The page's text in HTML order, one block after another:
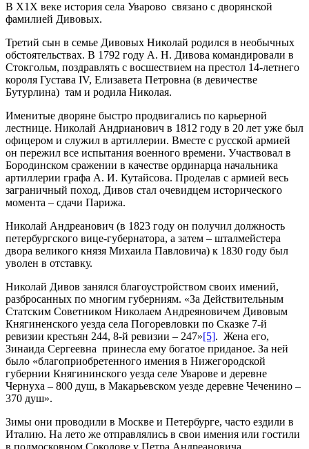
В Х1Х веке история села Уварово связано с дворянской
фамилией Дивовых.
Третий сын в семье Дивовых Николай родился в необычных
обстоятельствах. В 1792 году А. Н. Дивова командировали в
Стокгольм, поздравлять с восшествием на престол 14-летнего
короля Густава IV, Елизавета Петровна (в девичестве
Бутурлина) там и родила Николая.
Именитые дворяне быстро продвигались по карьерной
лестнице. Николай Андрианович в 1812 году в 20 лет уже был
офицером и служил в артиллерии. Вместе с русской армией
он пережил все испытания военного времени. Участвовал в
Бородинском сражении в качестве ординарца начальника
артиллерии графа А. И. Кутайсова. Проделав с армией весь
заграничный поход, Дивов стал очевидцем исторического
момента – сдачи Парижа.
Николай Андреанович (в 1823 году он получил должность
петербургского вице-губернатора, а затем – шталмейстера
двора великого князя Михаила Павловича) к 1830 году был
уволен в отставку.
Николай Дивов занялся благоустройством своих имений,
разбросанных по многим губерниям. «За Действительным
Статским Советником Николаем Андреяновичем Дивовым
Княгиненского уезда села Погоревловки по Сказке 7-й
ревизии крестьян 244, 8-й ревизии – 247»[5]. Жена его,
Зинаида Сергеевна принесла ему богатое приданое. За ней
было «благоприобретенного имения в Нижегородской
губернии Княгининского уезда селе Уварове и деревне
Чернуха – 800 душ, в Макарьевском уезде деревне Чеченино –
370 душ».
Зимы они проводили в Москве и Петербурге, часто ездили в
Италию. На лето же отправлялись в свои имения или гостили